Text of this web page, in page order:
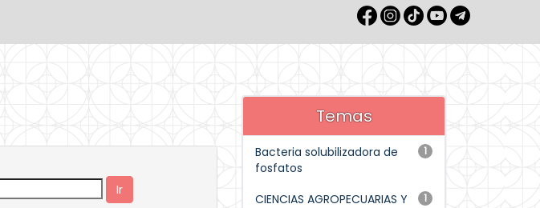
Temas
1
Bacteria solubilizadora de
fosfatos
1
CIENCIAS AGROPECUARIAS Y